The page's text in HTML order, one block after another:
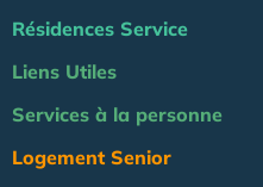
Résidences Service
Liens Utiles
Services à la personne
Logement Senior